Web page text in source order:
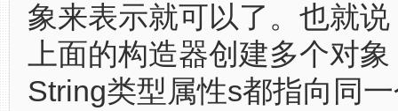
象来表示就可以了。也就
上面的构造器创建多个对
String类型属性s都指向同